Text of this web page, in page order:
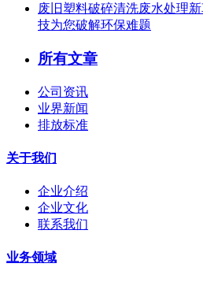
废旧塑料破碎清洗废水处理
技为您破解环保难题
所有文章
公司资讯
业界新闻
排放标准
关于我们
企业介绍
企业文化
联系我们
业务领域